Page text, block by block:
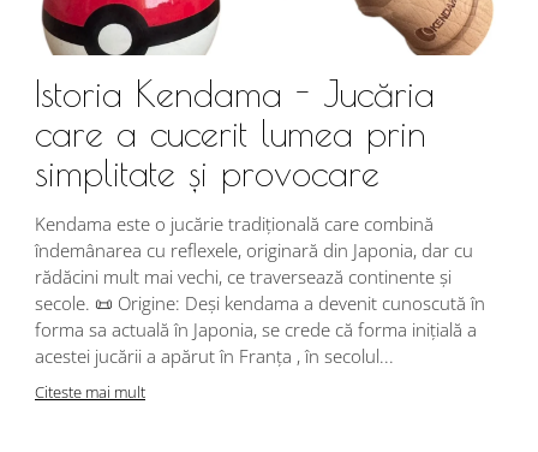
Istoria Kendama - Jucăria
care a cucerit lumea prin
simplitate și provocare
Kendama este o jucărie tradițională care combină
îndemânarea cu reflexele, originară din Japonia, dar cu
rădăcini mult mai vechi, ce traversează continente și
secole. 📜 Origine: Deși kendama a devenit cunoscută în
forma sa actuală în Japonia, se crede că forma inițială a
acestei jucării a apărut în Franța , în secolul...
Citeste mai mult